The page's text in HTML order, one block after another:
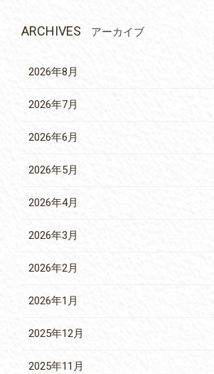
ARCHIVES アーカイブ
2026年8月
2026年7月
2026年6月
2026年5月
2026年4月
2026年3月
2026年2月
2026年1月
2025年12月
2025年11月